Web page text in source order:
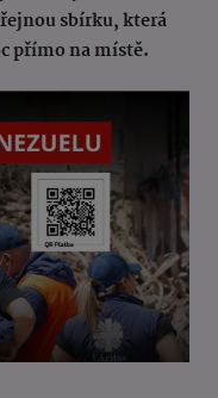
sbírku, která
přímo na místě.